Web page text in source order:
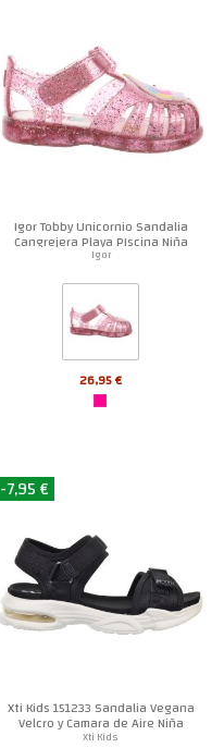
Igor Tobby Unicornio Sandalia
Cangrejera Playa PIscina Niña
Igor
26,95 €
-7,95 €
Xti Kids 151233 Sandalia Vegana
Velcro y Camara de Aire Niña
Xti Kids